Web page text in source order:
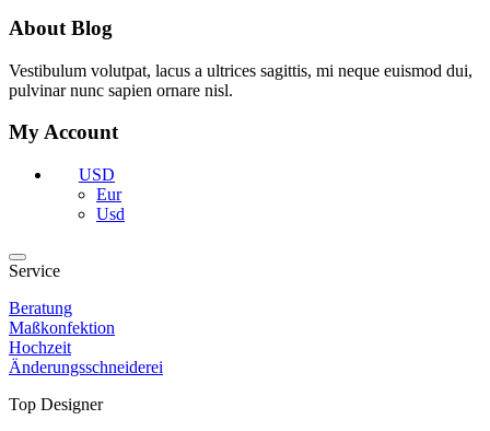
About Blog
Vestibulum volutpat, lacus a ultrices sagittis, mi neque euismod dui,
pulvinar nunc sapien ornare nisl.
My Account
USD
Eur
Usd
Service
Beratung
Maßkonfektion
Hochzeit
Änderungsschneiderei
Top Designer